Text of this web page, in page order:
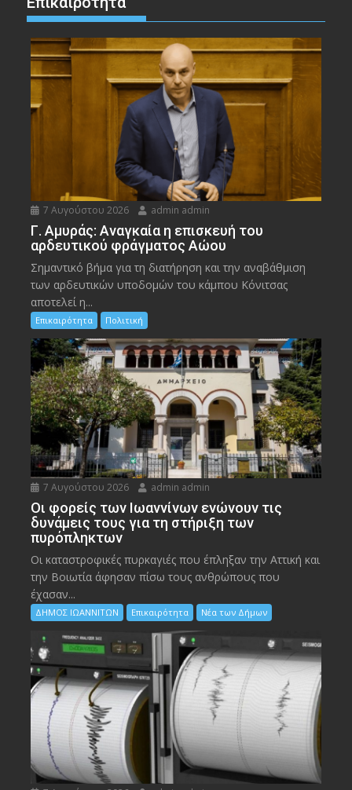
7 Αυγούστου 2026 admin admin
Γ. Αμυράς: Αναγκαία η επισκευή του
αρδευτικού φράγματος Αώου
Σημαντικό βήμα για τη διατήρηση και την αναβάθμιση
των αρδευτικών υποδομών του κάμπου Κόνιτσας
αποτελεί η...
Επικαιρότητα Πολιτική
7 Αυγούστου 2026 admin admin
Οι φορείς των Ιωαννίνων ενώνουν τις
δυνάμεις τους για τη στήριξη των
πυρόπληκτων
Οι καταστροφικές πυρκαγιές που έπληξαν την Αττική και
την Bοιωτία άφησαν πίσω τους ανθρώπους που
έχασαν...
ΔΗΜΟΣ ΙΩΑΝΝΙΤΩΝ Επικαιρότητα Νέα των Δήμων